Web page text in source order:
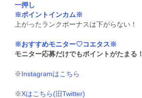
一押し
※ポイントインカム※
上がったランクボーナスは下がらない！
※おすすめモニター♡コエタス※
モニター応募だけでもポイントがたまる！
※Instagramはこちら
※Xはこちら(旧Twitter)